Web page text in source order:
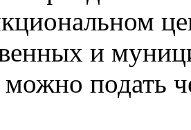
и
можно подать